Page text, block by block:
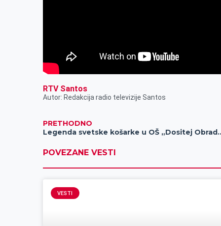
RTV Santos
Autor: Redakcija radio televizije Santos
PRETHODNO
Legenda
POVEZANE VESTI
VESTI